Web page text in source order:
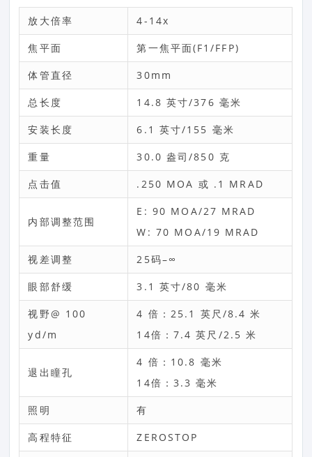
放大倍率 4-14x
焦平面 第一焦平面(F1/FFP)
体管直径 30mm
总长度 14.8 英寸/376 毫米
安装长度 6.1 英寸/155 毫米
重量 30.0 盎司/850 克
点击值 .250 MOA 或 .1 MRAD
内部调整范围
E: 90 MOA/27 MRAD
W: 70 MOA/19 MRAD
视差调整 25码–∞
眼部舒缓 3.1 英寸/80 毫米
视野@ 100
yd/m
4 倍：25.1 英尺/8.4 米
14倍：7.4 英尺/2.5 米
退出瞳孔
4 倍：10.8 毫米
14倍：3.3 毫米
照明 有
高程特征 ZEROSTOP